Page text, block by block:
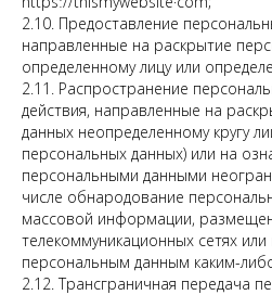
2.10. Предоставление
направленные на раскрытие
определенному лицу или
2.11. Распространение
действия, направленные на
данных неопределенному кругу
персональных данных) или на
персональными данными
числе обнародование
массовой информации,
телекоммуникационных сетях
персональным данным каким-
2.12. Трансграничная передача